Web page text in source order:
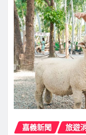
嘉義新聞 旅遊